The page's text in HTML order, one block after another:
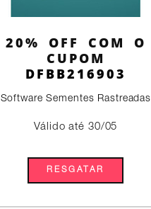
20% OFF COM O
CUPOM
DFBB216903
Software Sementes Rastreadas
Válido até 30/05
RESGATAR